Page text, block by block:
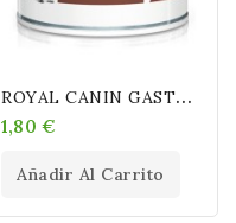
R
OYAL CANIN GASTROINTESTINAL HUMEDO (((200, PEQUEÑA))) GR
1,80 €
Añadir Al Carrito